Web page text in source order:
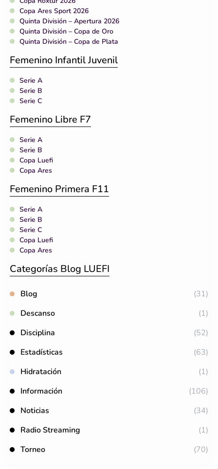
Copa Ares Sport 2026
Quinta División – Apertura 2026
Quinta División – Copa de Oro
Quinta División – Copa de Plata
Femenino Infantil Juvenil
Serie A
Serie B
Serie C
Femenino Libre F7
Serie A
Serie B
Copa Luefi
Copa Ares
Femenino Primera F11
Serie A
Serie B
Serie C
Copa Luefi
Copa Ares
Categorías Blog LUEFI
Blog
(31)
Descanso
(1)
Disciplina
(52)
Estadísticas
(63)
Hidratación
(1)
Información
(106)
Noticias
(34)
Radio Streaming
(1)
Torneo
(70)